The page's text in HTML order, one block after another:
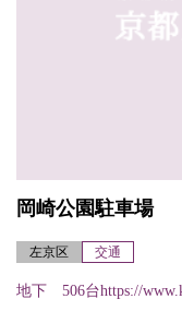
岡崎公園駐車場
左京区 交通
地下 506台https://